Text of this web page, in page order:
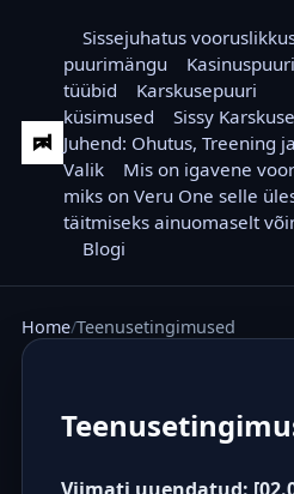
Sissejuhatus
puurimängu
Kasinuspuuri
tüübid
Karskusepuuri
küsimused
Sissy
Juhend: Ohutus, Treening
Valik
Mis on igavene
miks on Veru One selle
täitmiseks ainuomaselt
Blogi
Home Teenusetingimused